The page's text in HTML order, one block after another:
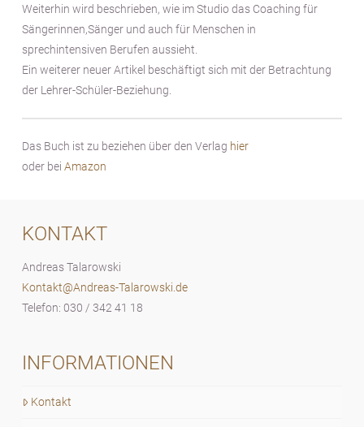
Weiterhin wird beschrieben, wie im Studio das Coaching für
Sängerinnen,Sänger und auch für Menschen in
sprechintensiven Berufen aussieht.
Ein weiterer neuer Artikel beschäftigt sich mit der Betrachtung
der Lehrer-Schüler-Beziehung.
Das Buch ist zu beziehen über den Verlag hier
oder bei Amazon
KONTAKT
Andreas Talarowski
Kontakt@Andreas-Talarowski.de
Telefon: 030 / 342 41 18
INFORMATIONEN
Kontakt